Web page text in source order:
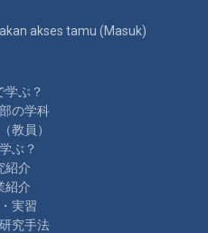
akses tamu (Masuk)
学ぶ？
の学科
教員）
ぶ？
紹介
紹介
実習
究手法